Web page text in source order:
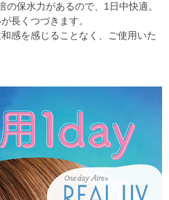
保水力があるので、1日中快適。
長くつづきます。
感を感じることなく、ご使用いた